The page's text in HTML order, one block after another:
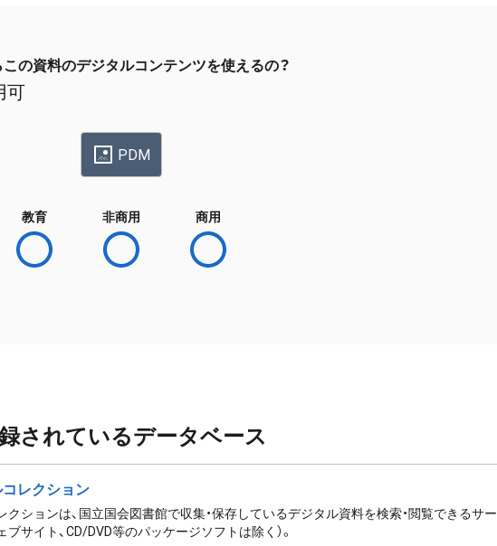
の資料のデジタルコンテンツを使えるの？
可
PDM
教育 非商用 商用
されているデータベース
レクション
ションは、国立国会図書館で収集・保存しているデジタル資料を検索・閲覧できるサー
ブサイト、CD/DVD等のパッケージソフトは除く）。